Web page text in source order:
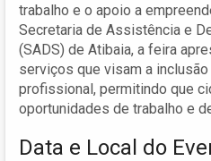
trabalho e o apoio a
Secretaria de Assistência e
(SADS) de Atibaia, a feira
serviços que visam a
profissional, permitindo que
oportunidades de trabalho e
Data e Local do